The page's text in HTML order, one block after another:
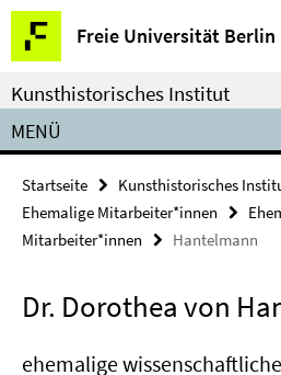
Springe
direkt
zu
Inhalt
Freie Universität Berlin
Service-
Navigation
Kunsthistorisches Institut
MENÜ
Startseite Kunsthistorisches
Ehemalige Mitarbeiter*innen
Mitarbeiter*innen
Hantelmann
Dr. Dorothea von
ehemalige